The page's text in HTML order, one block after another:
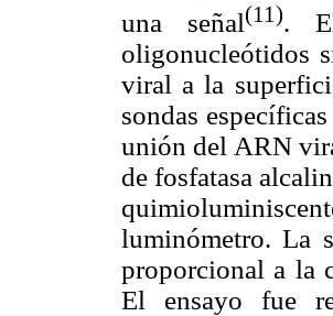
una señal(11).
oligonucleótidos
viral a la
sondas
unión del ARN
de fosfatasa
luminómetro. La
proporcional a la
El ensayo fue